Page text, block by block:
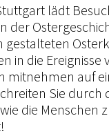
lädt
der
gestalteten
in die Ereignisse
mitnehmen auf
Sie durch
die Menschen